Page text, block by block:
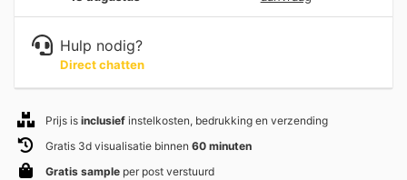
Hulp nodig?
Direct chatten
Prijs is inclusief instelkosten, bedrukking en verzending
Gratis 3d visualisatie binnen 60 minuten
Gratis sample per post verstuurd